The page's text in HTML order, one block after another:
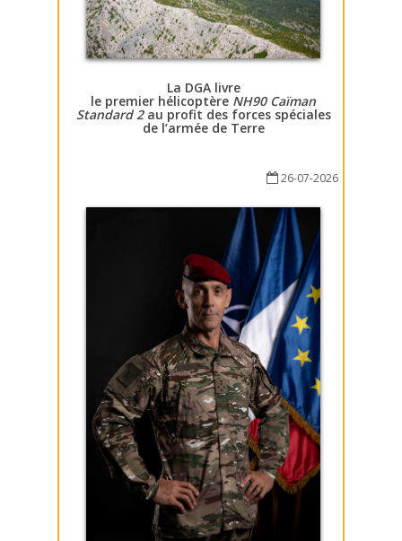
La DGA livre
le premier hélicoptère NH90 Caïman
Standard 2au profit des forces spéciales
de l’armée de Terre
26-07-2026